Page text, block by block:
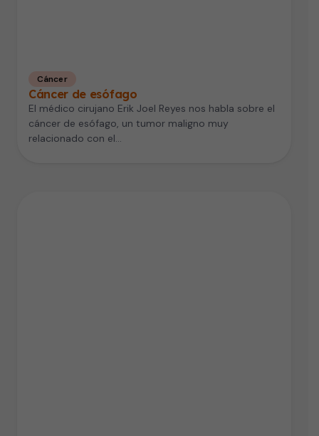
Cáncer
Cáncer de esófago
El médico cirujano Erik Joel Reyes nos habla sobre el
cáncer de esófago, un tumor maligno muy
relacionado con el…